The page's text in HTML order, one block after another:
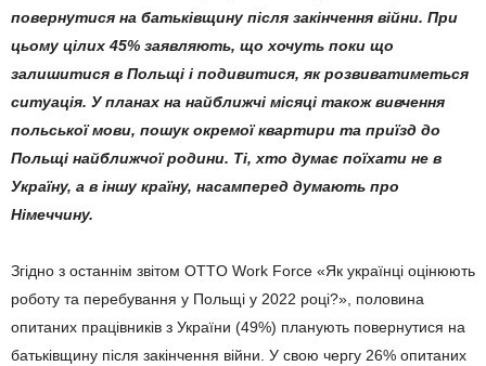
повернутися на батьківщину після закінчення війни. При
цьому цілих 45% заявляють, що хочуть поки що
залишитися в Польщі і подивитися, як розвиватиметься
ситуація. У планах на найближчі місяці також вивчення
польської мови, пошук окремої квартири та приїзд до
Польщі найближчої родини. Ті, хто думає поїхати не в
Україну, а в іншу країну, насамперед думають про
Німеччину.
Згідно з останнім звітом OTTO Work Force «Як українці оцінюють
роботу та перебування у Польщі у 2022 році?», половина
опитаних працівників з України (49%) планують повернутися на
батьківщину після закінчення війни. У свою чергу 26% опитаних